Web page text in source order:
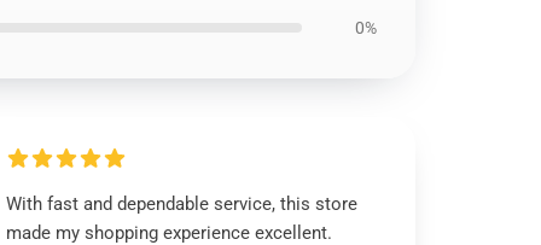
0%
With fast and dependable service, this store
made my shopping experience excellent.